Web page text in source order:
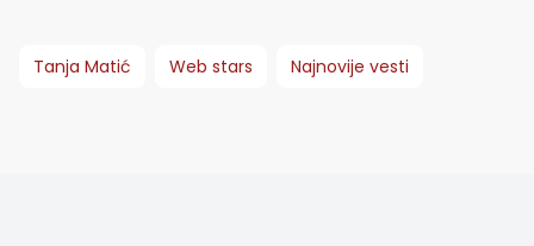
Tanja Matić Web stars Najnovije vesti